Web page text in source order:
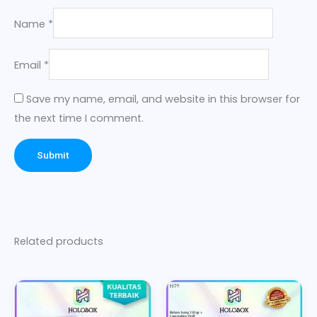
Name *
Email *
Save my name, email, and website in this browser for
the next time I comment.
Related products